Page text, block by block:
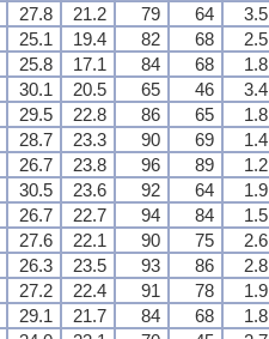
27.8 21.2 79 64 3.5
25.1 19.4 82 68 2.5
25.8 17.1 84 68 1.8
30.1 20.5 65 46 3.4
29.5 22.8 86 65 1.8
28.7 23.3 90 69 1.4
26.7 23.8 96 89 1.2
30.5 23.6 92 64 1.9
26.7 22.7 94 84 1.5
27.6 22.1 90 75 2.6
26.3 23.5 93 86 2.8
27.2 22.4 91 78 1.9
29.1 21.7 84 68 1.8